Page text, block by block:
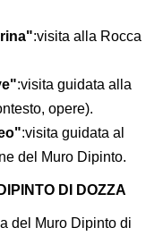
:visita alla Rocca
:visita guidata alla
opere).
:visita guidata al
del Muro Dipinto.
DI DOZZA
del Muro Dipinto di